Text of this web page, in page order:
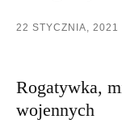
22 STYCZNIA, 2021
Rogatywka,
wojennych